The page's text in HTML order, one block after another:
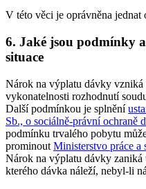
V této věci je oprávněna jednat
6. Jaké jsou podmínky
situace
Nárok na výplatu dávky vzniká
vykonatelnosti rozhodnutí
Další podmínkou je splnění
Sb., o sociálně-právní ochraně
podmínku trvalého pobytu
prominout Ministerstvo práce a
Nárok na výplatu dávky
kterého dávka náleží, nebyl-li